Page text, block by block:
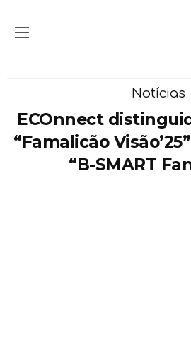
Notícias
ECOnnect
“Famalicão
“B-SMART